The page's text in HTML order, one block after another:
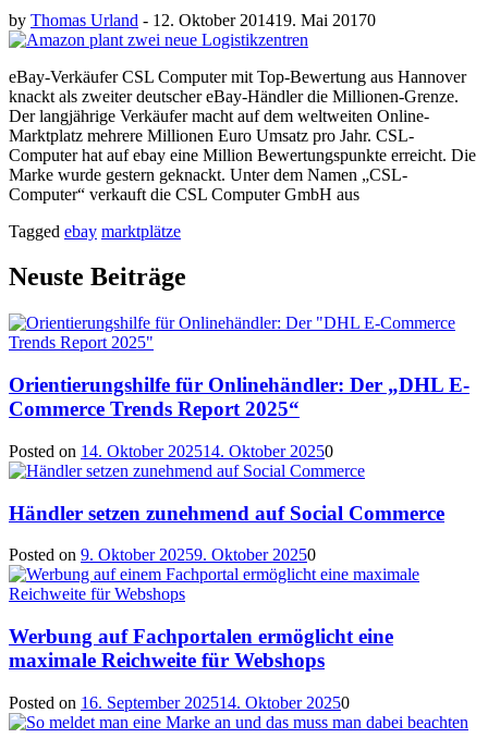
by Thomas Urland - 12. Oktober 201419. Mai 20170
eBay-Verkäufer CSL Computer mit Top-Bewertung aus Hannover
knackt als zweiter deutscher eBay-Händler die Millionen-Grenze.
Der langjährige Verkäufer macht auf dem weltweiten Online-
Marktplatz mehrere Millionen Euro Umsatz pro Jahr. CSL-
Computer hat auf ebay eine Million Bewertungspunkte erreicht. Die
Marke wurde gestern geknackt. Unter dem Namen „CSL-
Computer“ verkauft die CSL Computer GmbH aus
Tagged ebay marktplätze
Neuste Beiträge
Orientierungshilfe für Onlinehändler: Der „DHL E-
Commerce Trends Report 2025“
Posted on 14. Oktober 202514. Oktober 20250
Händler setzen zunehmend auf Social Commerce
Posted on 9. Oktober 20259. Oktober 20250
Werbung auf Fachportalen ermöglicht eine
maximale Reichweite für Webshops
Posted on 16. September 202514. Oktober 20250